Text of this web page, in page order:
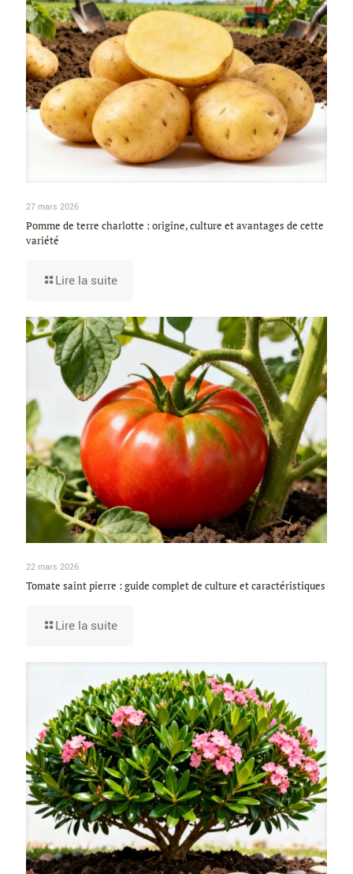
27 mars 2026
Pomme de terre charlotte : origine, culture et avantages de cette
variété
Lire la suite
22 mars 2026
Tomate saint pierre : guide complet de culture et caractéristiques
Lire la suite